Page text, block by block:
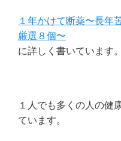
１年かけて断薬〜長年
厳選８個〜
に詳しく書いています。
１人でも多くの人の健
ています。